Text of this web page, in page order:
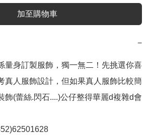
加至購物車
−
量身訂製服飾，獨一無二！先挑選你喜
真人服飾設計，但如果真人服飾比較簡
飾(蕾絲.閃石....)公仔整得華麗d複雜d會